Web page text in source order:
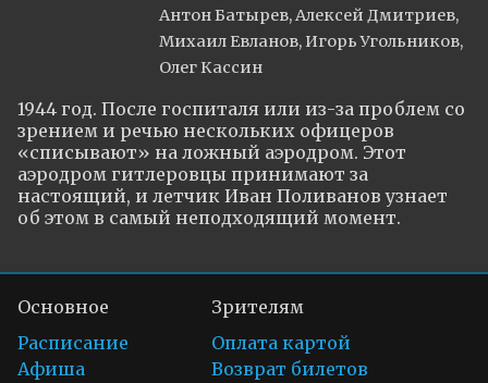
Антон Батырев, Алексей Дмитриев,
Михаил Евланов, Игорь Угольников,
Олег Кассин
1944 год. После госпиталя или из-за проблем со
зрением и речью нескольких офицеров
«списывают» на ложный аэродром. Этот
аэродром гитлеровцы принимают за
настоящий, и летчик Иван Поливанов узнает
об этом в самый неподходящий момент.
Основное
Расписание
Афиша
Зрителям
Оплата картой
Возврат билетов